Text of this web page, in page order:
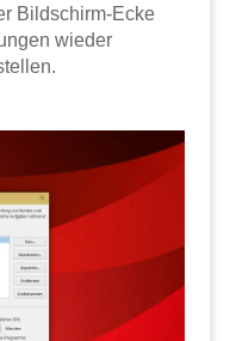
Bildschirm-Ecke
wieder